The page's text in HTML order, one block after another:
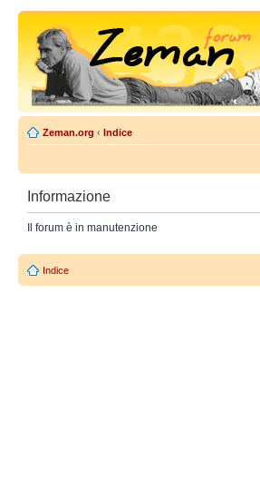
Zeman.org ‹ Indice
Informazione
Il forum è in manutenzione
Indice